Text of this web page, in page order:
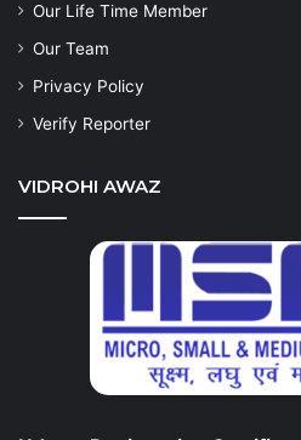
Our Life Time Member
Our Team
Privacy Policy
Verify Reporter
VIDROHI AWAZ